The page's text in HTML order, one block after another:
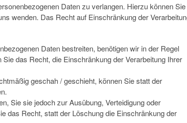
Daten zu verlangen. Hierzu können Sie
wenden. Das Recht auf Einschränkung der
Daten bestreiten, benötigen wir in der Regel
das Recht, die Einschränkung der Verarbeitung Ihrer
geschah / geschieht, können Sie statt der
Sie sie jedoch zur Ausübung, Verteidigung oder
das Recht, statt der Löschung die Einschränkung der